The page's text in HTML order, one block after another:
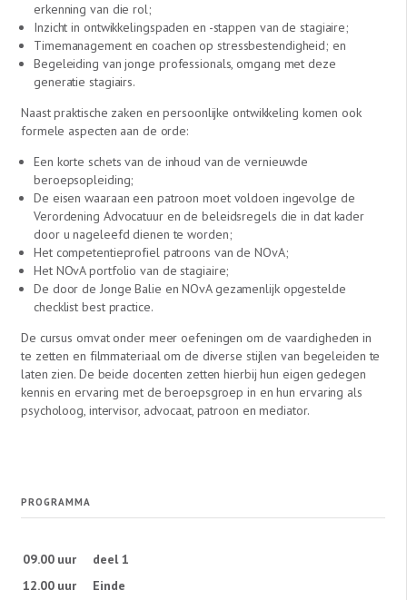
erkenning van die rol;
Inzicht in ontwikkelingspaden en -stappen van de stagiaire;
Timemanagement en coachen op stressbestendigheid; en
Begeleiding van jonge professionals, omgang met deze
generatie stagiairs.
Naast praktische zaken en persoonlijke ontwikkeling komen ook
formele aspecten aan de orde:
Een korte schets van de inhoud van de vernieuwde
beroepsopleiding;
De eisen waaraan een patroon moet voldoen ingevolge de
Verordening Advocatuur en de beleidsregels die in dat kader
door u nageleefd dienen te worden;
Het competentieprofiel patroons van de NOvA;
Het NOvA portfolio van de stagiaire;
De door de Jonge Balie en NOvA gezamenlijk opgestelde
checklist best practice.
De cursus omvat onder meer oefeningen om de vaardigheden in
te zetten en filmmateriaal om de diverse stijlen van begeleiden te
laten zien. De beide docenten zetten hierbij hun eigen gedegen
kennis en ervaring met de beroepsgroep in en hun ervaring als
psycholoog, intervisor, advocaat, patroon en mediator.
PROGRAMMA
09.00 uur
deel 1
12.00 uur
Einde